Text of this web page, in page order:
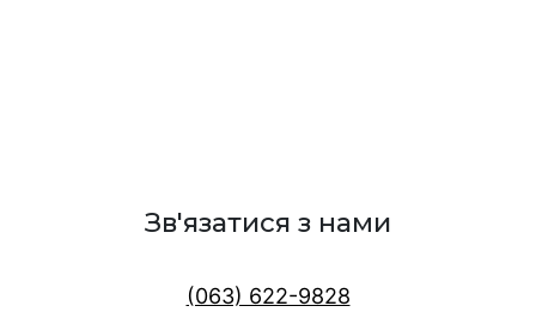
Зв'язатися з нами
(063) 622-9828